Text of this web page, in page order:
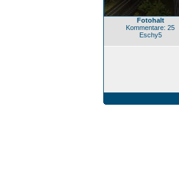
Fotohalt
Kommentare: 25
Eschy5